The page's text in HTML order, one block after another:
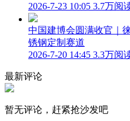
2026-7-23 10:05 3.7万阅
中国建博会圆满收官｜
锈钢定制赛道
2026-7-20 14:45 3.3万阅
最新评论
暂无评论，赶紧抢沙发吧